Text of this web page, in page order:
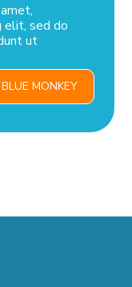
elit, sed do
ut
MONKEY